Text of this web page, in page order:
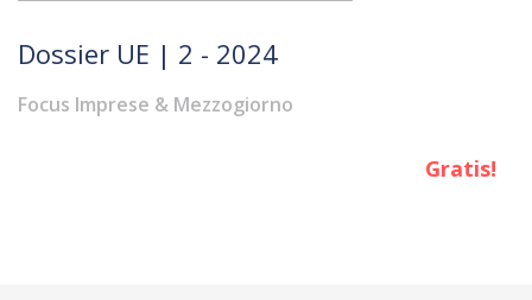
Dossier UE | 2 - 2024
Focus Imprese & Mezzogiorno
Gratis!